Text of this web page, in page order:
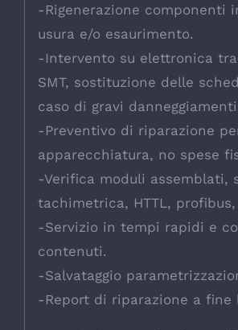
-Rigenerazione componenti
usura e/o esaurimento.
-Intervento su elettronica
SMT, sostituzione delle
caso di gravi
-Preventivo di riparazione
apparecchiatura, no spese
-Verifica moduli assemblati,
tachimetrica, HTTL,
-Servizio in tempi rapidi e
contenuti.
-Salvataggio
-Report di riparazione a fine